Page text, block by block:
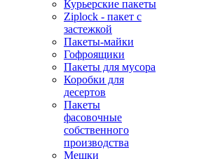
Курьерские пакеты
Ziplock - пакет с
застежкой
Пакеты-майки
Гофроящики
Пакеты для мусора
Коробки для
десертов
Пакеты
фасовочные
собственного
производства
Мешки